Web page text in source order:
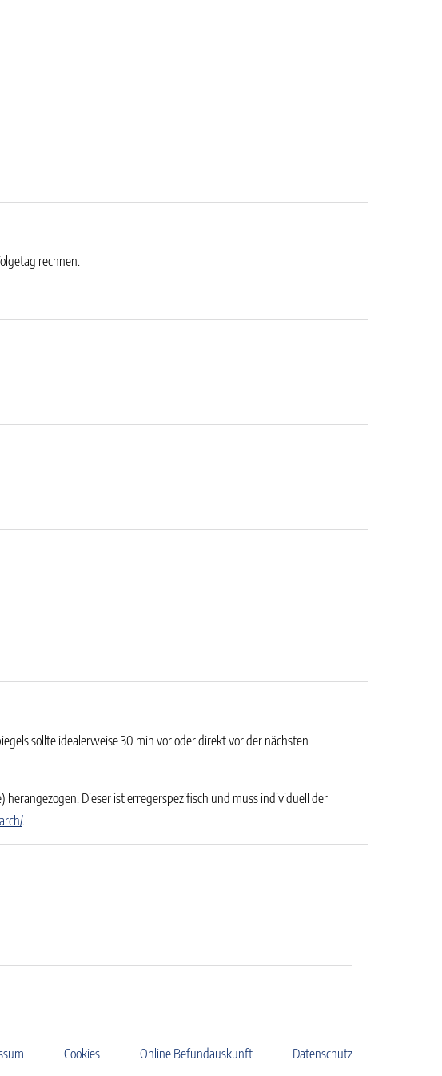
rechnen.
sollte idealerweise 30 min vor oder direkt vor der nächsten
Dieser ist erregerspezifisch und muss individuell der
.
Cookies Online Befundauskunft Datenschutz